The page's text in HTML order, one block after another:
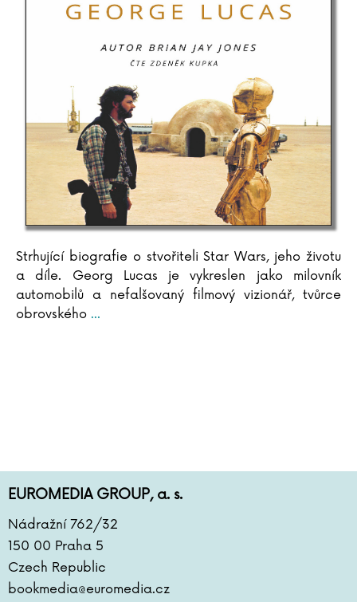
Strhující biografie o stvořiteli Star Wars, jeho životu
a díle. Georg Lucas je vykreslen jako milovník
automobilů a nefalšovaný filmový vizionář, tvůrce
obrovského ...
EUROMEDIA GROUP, a. s.
Nádražní 762/32
150 00 Praha 5
Czech Republic
bookmedia@euromedia.cz